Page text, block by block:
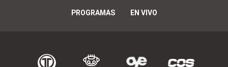
PROGRAMAS EN VIVO